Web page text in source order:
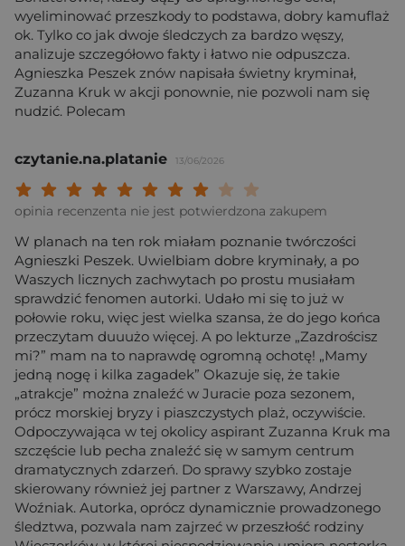
wyeliminować przeszkody to podstawa, dobry kamuflaż
ok. Tylko co jak dwoje śledczych za bardzo węszy,
analizuje szczegółowo fakty i łatwo nie odpuszcza.
Agnieszka Peszek znów napisała świetny kryminał,
Zuzanna Kruk w akcji ponownie, nie pozwoli nam się
nudzić. Polecam
czytanie.na.platanie 13/06/2026
Twoja ocena:
Twoja ocena: Wybitna 9/
Twoja ocena: Rewelacyjna 8/
Twoja ocena: Bardzo dobra 7/10"
Twoja ocena: Dobra 6/10"
Twoja ocena: Przeciętna 5/10"
Twoja ocena: Może być 4/10"
Twoja ocena: Słaba 3/10"
Twoja ocena: Bardzo słaba 2/10"
Twoja ocena: Beznadziejna 1/10"
opinia recenzenta nie jest potwierdzona zakupem
W planach na ten rok miałam poznanie twórczości
Agnieszki Peszek. Uwielbiam dobre kryminały, a po
Waszych licznych zachwytach po prostu musiałam
sprawdzić fenomen autorki. Udało mi się to już w
połowie roku, więc jest wielka szansa, że do jego końca
przeczytam duuużo więcej. A po lekturze „Zazdrościsz
mi?” mam na to naprawdę ogromną ochotę! „Mamy
jedną nogę i kilka zagadek” Okazuje się, że takie
„atrakcje” można znaleźć w Juracie poza sezonem,
prócz morskiej bryzy i piaszczystych plaż, oczywiście.
Odpoczywająca w tej okolicy aspirant Zuzanna Kruk ma
szczęście lub pecha znaleźć się w samym centrum
dramatycznych zdarzeń. Do sprawy szybko zostaje
skierowany również jej partner z Warszawy, Andrzej
Woźniak. Autorka, oprócz dynamicznie prowadzonego
śledztwa, pozwala nam zajrzeć w przeszłość rodziny